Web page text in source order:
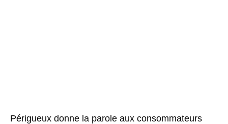
Périgueux donne la parole aux consommateurs